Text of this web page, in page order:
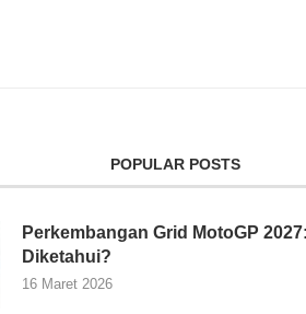
POPULAR POSTS
Perkembangan Grid MotoGP
Diketahui?
16 Maret 2026